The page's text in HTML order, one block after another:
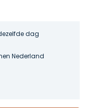
dag
Nederland